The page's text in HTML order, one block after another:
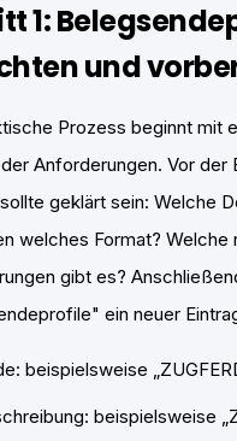
1:
und
Prozess beginnt mit
Anforderungen. Vor der
geklärt sein: Welche
welches Format? Welche
gibt es?
ein neuer
beispielsweise
beispielsweise